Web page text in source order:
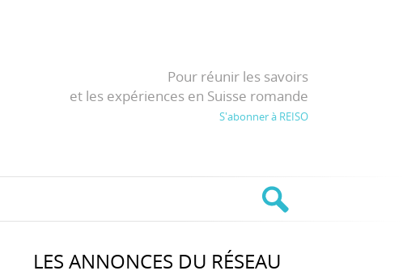
Pour réunir les savoirs
et les expériences en Suisse romande
S'abonner à REISO
LES ANNONCES DU RÉSEAU